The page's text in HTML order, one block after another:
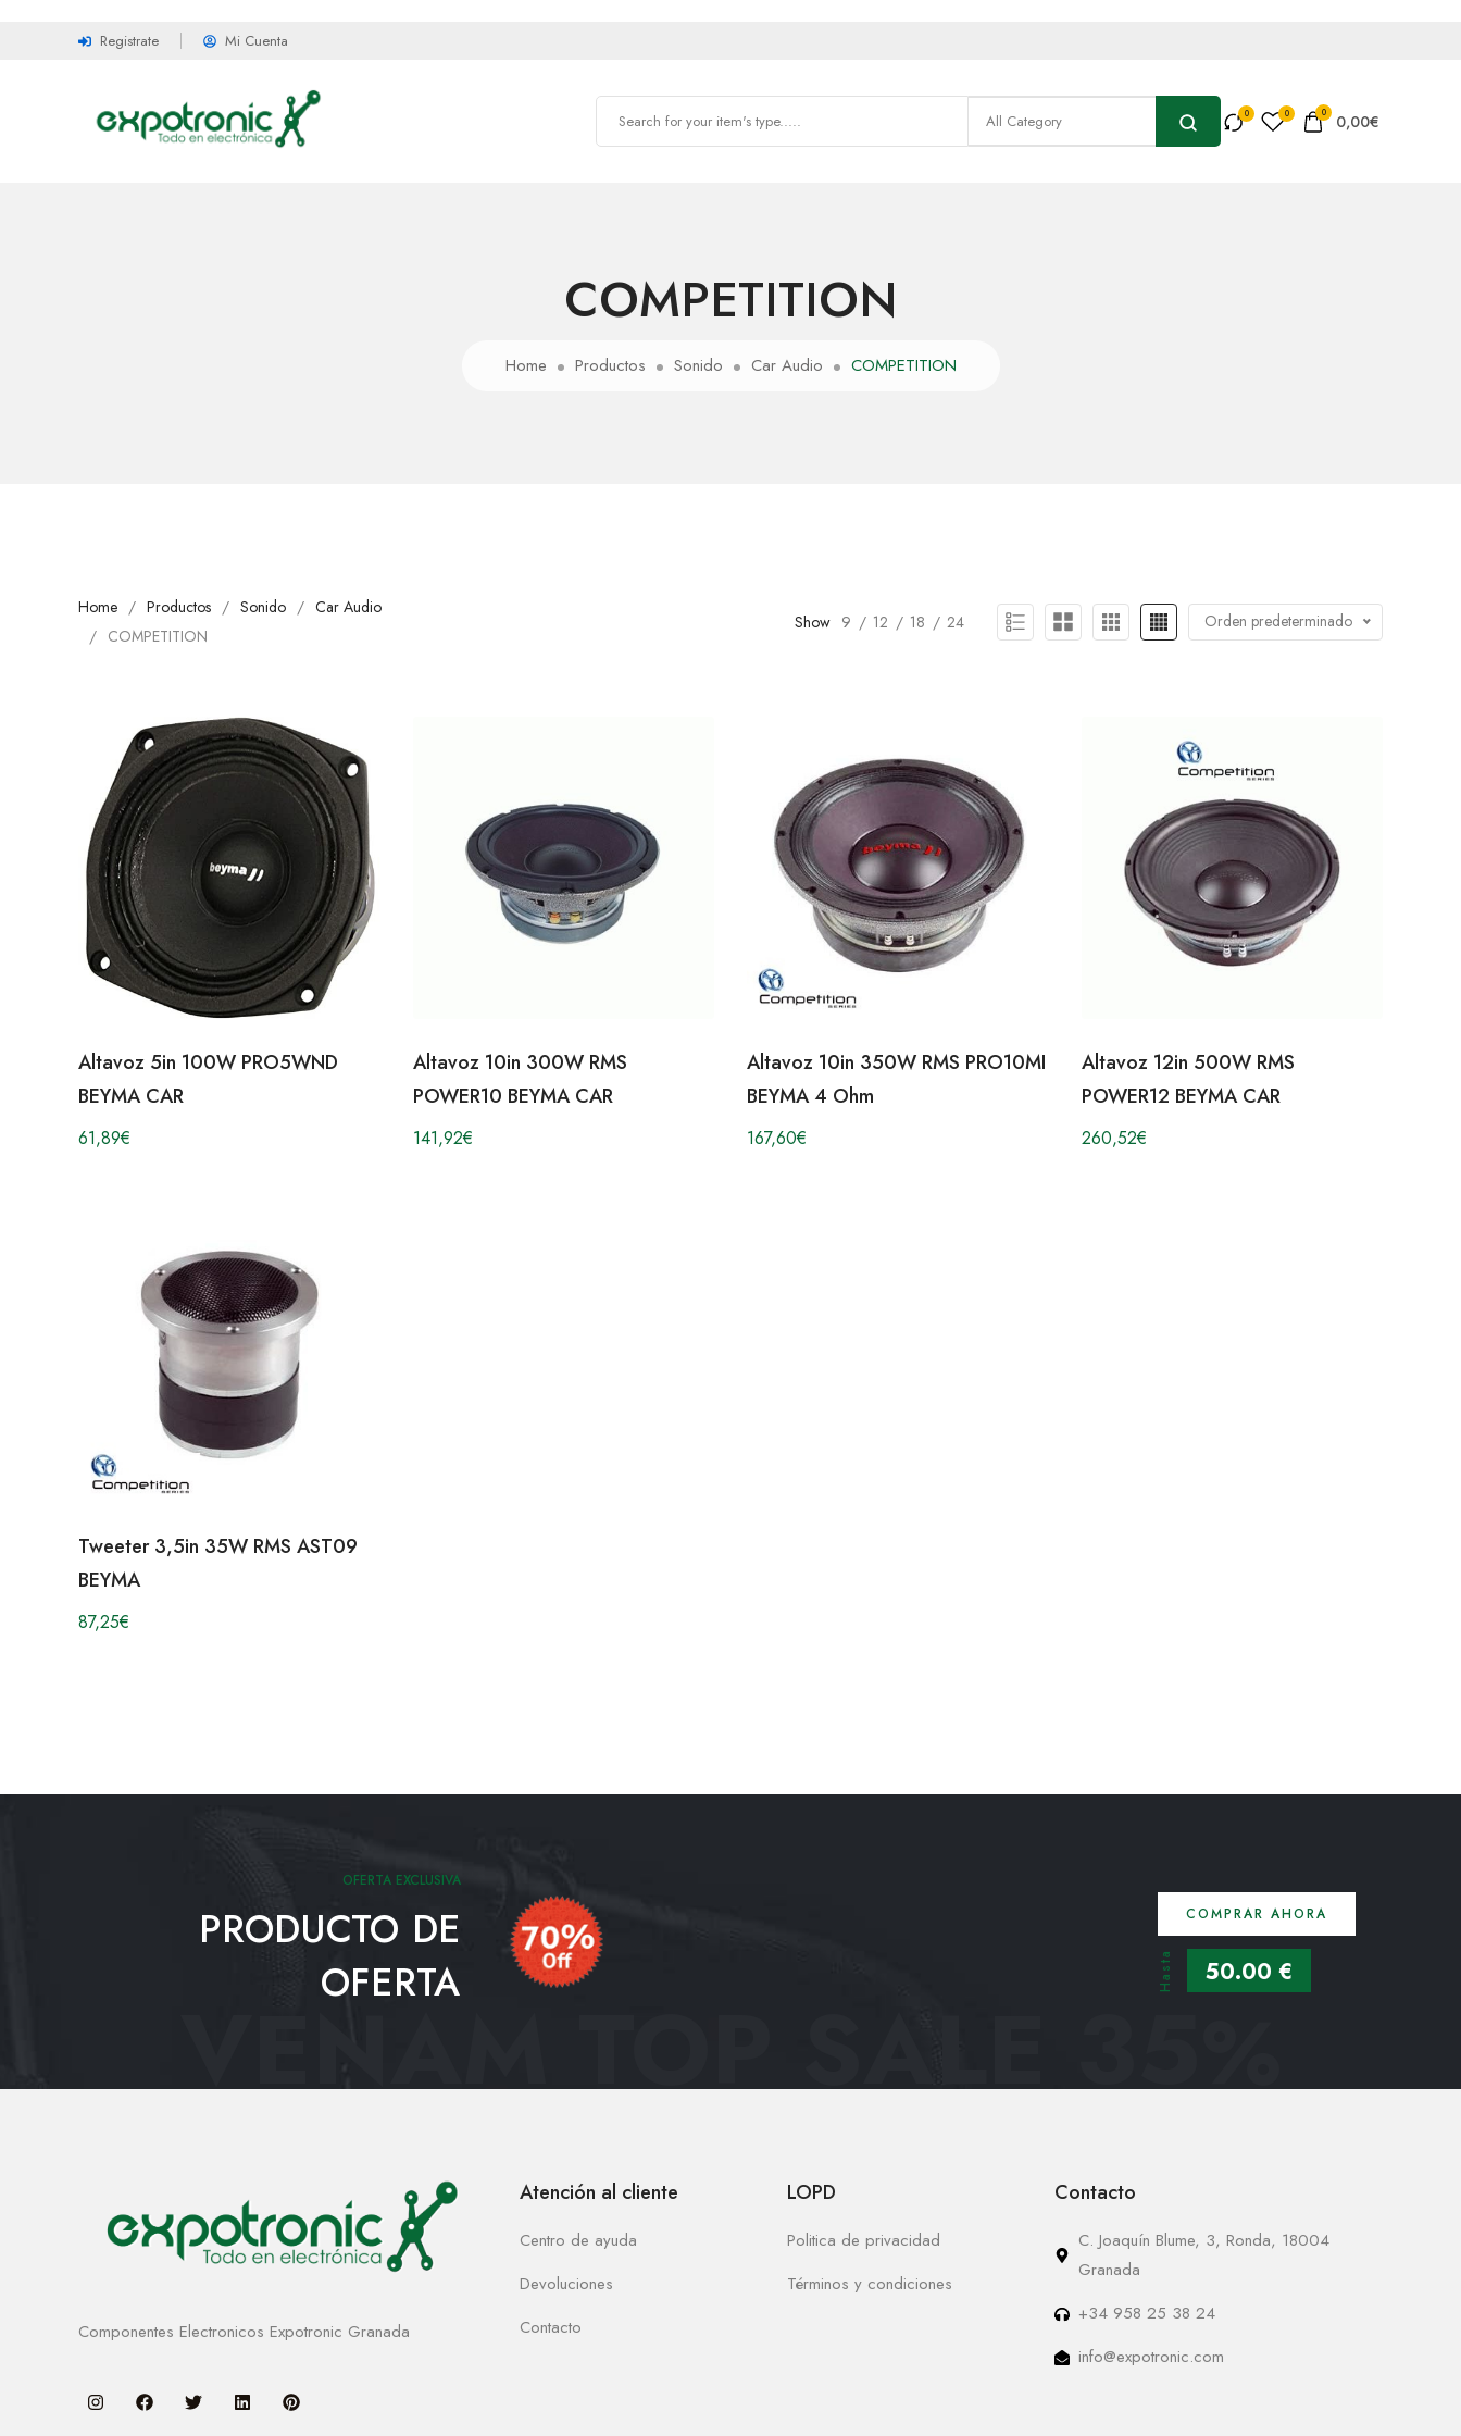
Registrate Mi Cuenta
0 0,00€
COMPETITION
Home Productos Sonido Car Audio COMPETITION
Home Productos Sonido
Car Audio
COMPETITION
Show 9 12 18 24 Orden predeterminado
Altavoz 5in 100W PRO5WND
BEYMA CAR
61,89€
Altavoz 10in 300W RMS
POWER10 BEYMA CAR
141,92€
Altavoz 10in 350W RMS PRO10MI
BEYMA 4 Ohm
167,60€
Altavoz 12in 500W RMS
POWER12 BEYMA CAR
260,52€
Tweeter 3,5in 35W RMS AST09
BEYMA
87,25€
OFERTA EXCLUSIVA
PRODUCTO DE
OFERTA
COMPRAR AHORA
Hasta 50.00 €
VENAM TOP SALE 35%
Componentes Electronicos Expotronic Granada
Atención al cliente
Centro de ayuda
Devoluciones
Contacto
LOPD
Politica de privacidad
Términos y condiciones
Contacto
C. Joaquín Blume, 3, Ronda, 18004
Granada
+34 958 25 38 24
info@expotronic.com